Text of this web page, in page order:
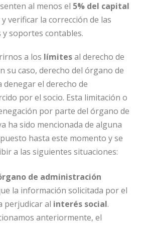
al menos el 5% del capital
verificar la corrección de las
y soportes contables.
a los límitesal derecho de
su caso, derecho del órgano de
el derecho de
por el socio. Esta limitación o
por parte del órgano de
ha sido mencionada de alguna
hasta este momento y se
a las siguientes situaciones:
de administración
la información solicitada por el
perjudicar al interés social.
anteriormente, el